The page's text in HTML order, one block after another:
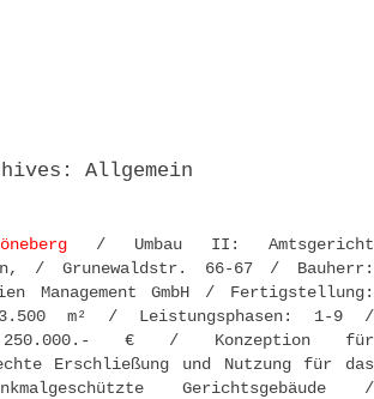
Allgemein
/ Umbau II: Amtsgericht
/ Grunewaldstr. 66-67 / Bauherr:
Management GmbH / Fertigstellung:
m² / Leistungsphasen: 1-9 /
€ / Konzeption für
Erschließung und Nutzung für das
Gerichtsgebäude /